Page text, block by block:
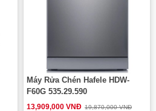
Máy Rửa Chén Hafele HDW-
F60G 535.29.590
13,909,000 VNĐ 19,870,000 VNĐ